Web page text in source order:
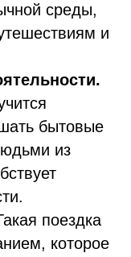
среды,
и
бытовые
из
поездка
которое